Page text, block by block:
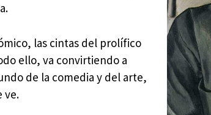
las cintas del prolífico
ello, va convirtiendo a
de la comedia y del arte,
ve.